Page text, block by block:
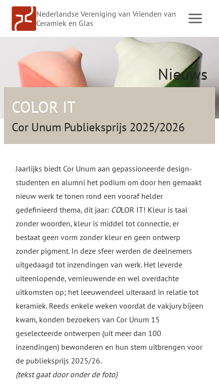
Doorgaan
inhoud
Nederlandse Vereniging van Vrienden van
Ceramiek en Glas
Nieuws
COLOR IT
Cor Unum Publieksprijs 2025/2026
Jaarlijks biedt Cor Unum aan gepassioneerde design-
studenten en alumni het podium om door hen gemaakt
nieuw werk te tonen rond een vooraf helder
gedefinieerd thema, dit jaar: COLOR IT! Kleur is taal
zonder woorden, kleur is middel tot connectie, er
bestaat geen vorm zonder kleur en geen ontwerp
zonder pigment. In deze sfeer werden de deelnemers
uitgedaagd tot inzendingen van werk. Het leverde
uiteenlopende, vernieuwende en wel overdachte
uitkomsten op; het leeuwendeel uiteraard in relatie tot
keramiek. Reeds enkele weken voordat de vakjury bijeen
kwam, konden bezoekers van Cor Unum 15
geselecteerde ontwerpen (uit meer dan 100
inzendingen) bewonderen en hun stem uitbrengen voor
de publieksprijs 2025/26.
(tekst gaat door onder de foto)